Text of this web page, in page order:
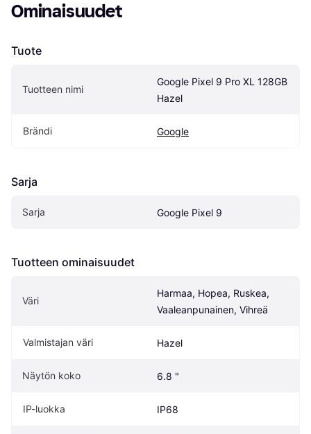
Ominaisuudet
Tuote
Tuotteen nimi
Google Pixel 9 Pro XL 128GB
Hazel
Brändi Google
Sarja
Sarja Google Pixel 9
Tuotteen ominaisuudet
Väri
Harmaa, Hopea, Ruskea,
Vaaleanpunainen, Vihreä
Valmistajan väri Hazel
Näytön koko 6.8 "
IP-luokka IP68